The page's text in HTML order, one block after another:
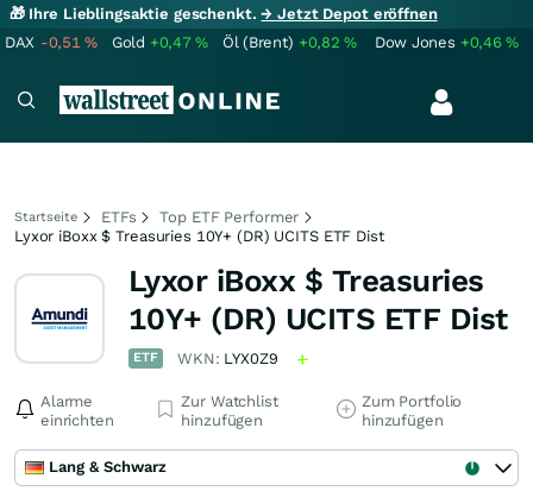
🎁 Ihre Lieblingsaktie geschenkt.→ Jetzt Depot eröffnen
DAX -0,51% Gold +0,47% Öl (Brent) +0,82% Dow Jones +0,46%
Startseite ETFs
Top ETF Performer
Lyxor iBoxx $ Treasuries 10Y+ (DR) UCITS ETF Dist
Lyxor iBoxx $ Treasuries
10Y+ (DR) UCITS ETF Dist
ETF WKN: LYX0Z9
Alarme
einrichten
Zur Watchlist
hinzufügen
Zum Portfolio
hinzufügen
Lang & Schwarz